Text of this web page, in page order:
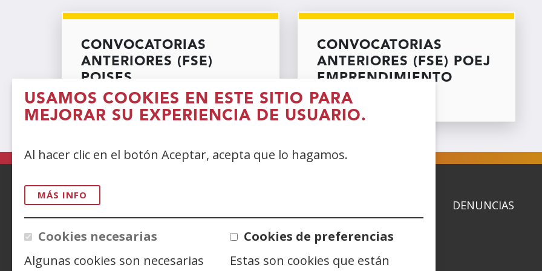
USAMOS COOKIES EN ESTE SITIO PARA
MEJORAR SU EXPERIENCIA DE USUARIO.
Al hacer clic en el botón Aceptar, acepta que lo hagamos.
MÁS INFO
Cookies necesarias
Algunas cookies son necesarias
Cookies de preferencias
Estas son cookies que están
CONVOCATORIAS
ANTERIORES (FSE)
POISES
EMPRENDIMIENTO
CONVOCATORIAS
ANTERIORES (FSE) POEJ
EMPRENDIMIENTO
ACCESIBILIDAD DENUNCIAS
CONTACTO